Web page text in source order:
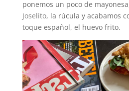
ponemos un poco de
Joselito, la rúcula y acabamos
toque español, el huevo frito.